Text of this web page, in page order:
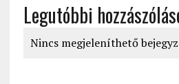
Legutóbbi
Nincs megjeleníthető